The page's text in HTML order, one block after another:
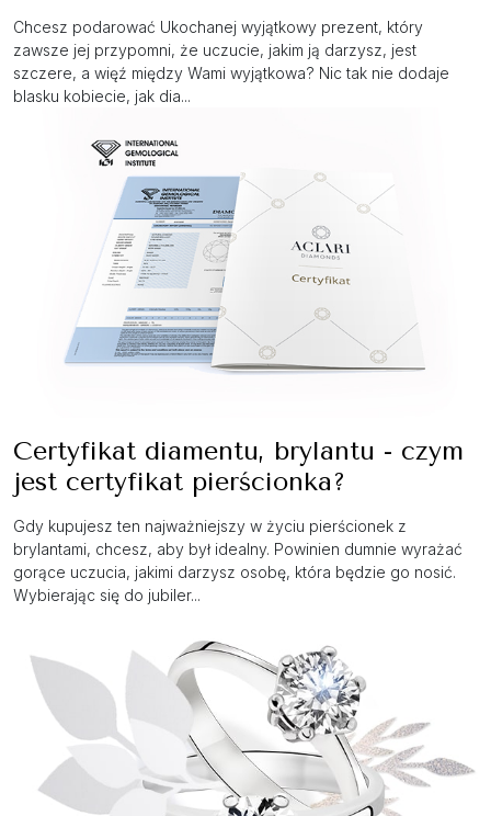
Chcesz podarować Ukochanej wyjątkowy prezent, który
zawsze jej przypomni, że uczucie, jakim ją darzysz, jest
szczere, a więź między Wami wyjątkowa? Nic tak nie dodaje
blasku kobiecie, jak dia...
Certyfikat diamentu, brylantu - czym
jest certyfikat pierścionka?
Gdy kupujesz ten najważniejszy w życiu pierścionek z
brylantami, chcesz, aby był idealny. Powinien dumnie wyrażać
gorące uczucia, jakimi darzysz osobę, która będzie go nosić.
Wybierając się do jubiler...